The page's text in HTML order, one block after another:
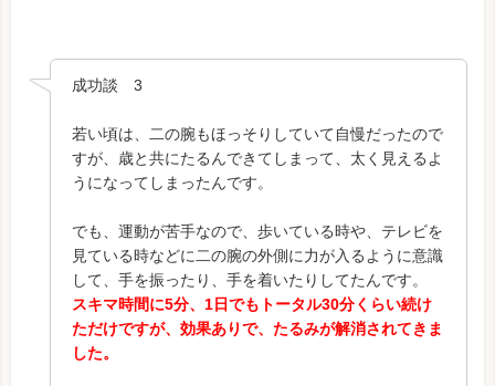
成功談 3
若い頃は、二の腕もほっそりしていて自慢だったので
すが、歳と共にたるんできてしまって、太く見えるよ
うになってしまったんです。
でも、運動が苦手なので、歩いている時や、テレビを
見ている時などに二の腕の外側に力が入るように意識
して、手を振ったり、手を着いたりしてたんです。
スキマ時間に5分、1日でもトータル30分くらい続け
ただけですが、効果ありで、たるみが解消されてきま
した。